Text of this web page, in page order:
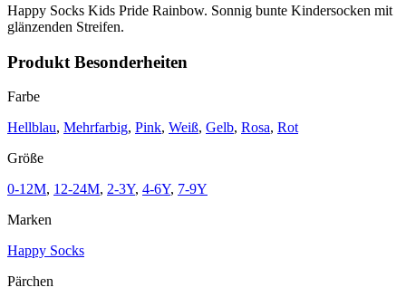
Happy Socks Kids Pride Rainbow. Sonnig bunte Kindersocken mit
glänzenden Streifen.
Produkt Besonderheiten
Farbe
Hellblau, Mehrfarbig, Pink, Weiß, Gelb, Rosa, Rot
Größe
0-12M, 12-24M, 2-3Y, 4-6Y, 7-9Y
Marken
Happy Socks
Pärchen